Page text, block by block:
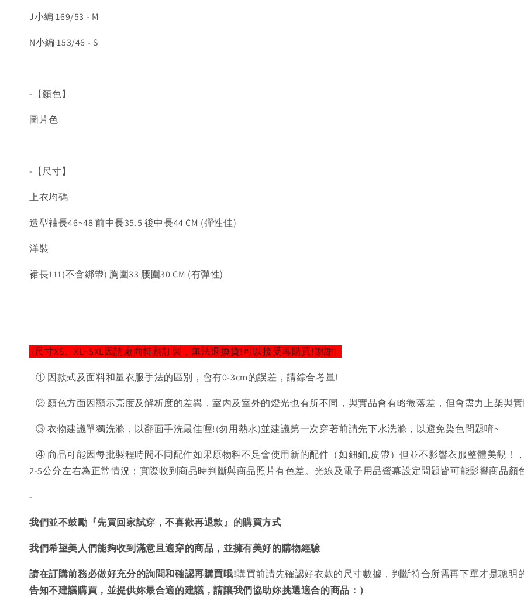
J小編 169/53 - M
N小編 153/46 - S
-【顏色】
圖片色
-【尺寸】
上衣均碼
造型袖長46~48 前中長35.5 後中長44 CM (彈性佳)
洋裝
裙長111(不含綁帶) 胸圍33 腰圍30 CM (有彈性)
(尺寸XS、XL~5XL因請廠商特別訂製，無法退換貨!可以接受再購買!謝謝)
① 因款式及面料和量衣服手法的區別，會有0-3cm的誤差，請綜合考量!
② 顏色方面因顯示亮度及解析度的差異，室內及室外的燈光也有所不同，與實品會有略微落差，但會盡力上架與實
③ 衣物建議單獨洗滌，以翻面手洗最佳喔!(勿用熱水)並建議第一次穿著前請先下水洗滌，以避免染色問題唷~
④ 商品可能因每批製程時間不同配件如果原物料不足會使用新的配件（如鈕釦,皮帶）但並不影響衣服整體美觀！
2-5公分左右為正常情況；實際收到商品時判斷與商品照片有色差。光線及電子用品螢幕設定問題皆可能影響商品顏
-
我們並不鼓勵『先買回家試穿，不喜歡再退款』的購買方式
我們希望美人們能夠收到滿意且適穿的商品，並擁有美好的購物經驗
請在訂購前務必做好充分的詢問和確認再購買哦!購買前請先確認好衣款的尺寸數據，判斷符合所需再下單才是聰明
告知不建議購買， 並提供妳最合適的建議，請讓我們協助妳挑選適合的商品：）